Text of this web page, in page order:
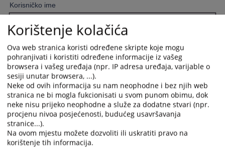
Korisničko ime
Lozinka
Zapamti me
Prijava
Zaboravili ste lozinku?
Korištenje kolačića
Ova web stranica koristi određene skripte koje mogu
pohranjivati i koristiti određene informacije iz vašeg
browsera i vašeg uređaja (npr. IP adresa uređaja, varijable o
sesiji unutar browsera, ...).
Neke od ovih informacija su nam neophodne i bez njih web
stranica ne bi mogla fukcionisati u svom punom obimu, dok
neke nisu prijeko neophodne a služe za dodatne stvari (npr.
procjenu nivoa posjećenosti, budućeg usavršavanja
stranice...).
Na ovom mjestu možete dozvoliti ili uskratiti pravo na
korištenje tih informacija.